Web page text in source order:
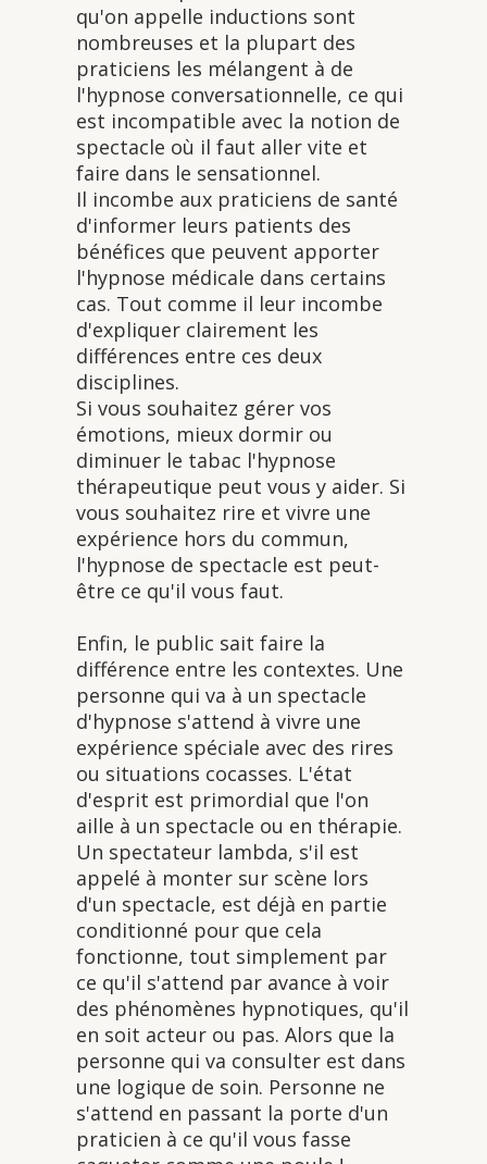
qu'on appelle inductions sont
nombreuses et la plupart des
praticiens les mélangent à de
l'hypnose conversationnelle, ce qui
est incompatible avec la notion de
spectacle où il faut aller vite et
faire dans le sensationnel.
Il incombe aux praticiens de santé
d'informer leurs patients des
bénéfices que peuvent apporter
l'hypnose médicale dans certains
cas. Tout comme il leur incombe
d'expliquer clairement les
différences entre ces deux
disciplines.
Si vous souhaitez gérer vos
émotions, mieux dormir ou
diminuer le tabac l'hypnose
thérapeutique peut vous y aider. Si
vous souhaitez rire et vivre une
expérience hors du commun,
l'hypnose de spectacle est peut-
être ce qu'il vous faut.
Enfin, le public sait faire la
différence entre les contextes. Une
personne qui va à un spectacle
d'hypnose s'attend à vivre une
expérience spéciale avec des rires
ou situations cocasses. L'état
d'esprit est primordial que l'on
aille à un spectacle ou en thérapie.
Un spectateur lambda, s'il est
appelé à monter sur scène lors
d'un spectacle, est déjà en partie
conditionné pour que cela
fonctionne, tout simplement par
ce qu'il s'attend par avance à voir
des phénomènes hypnotiques, qu'il
en soit acteur ou pas. Alors que la
personne qui va consulter est dans
une logique de soin. Personne ne
s'attend en passant la porte d'un
praticien à ce qu'il vous fasse